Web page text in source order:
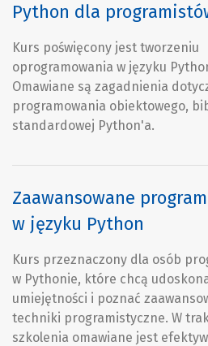
Python dla
Kurs poświęcony jest tworzeniu
oprogramowania w języku
Omawiane są zagadnienia
programowania obiektowego,
standardowej Python'a.
Zaawansowane
w języku Python
Kurs przeznaczony dla osób
w Pythonie, które chcą
umiejętności i poznać
techniki programistyczne. W
szkolenia omawiane jest